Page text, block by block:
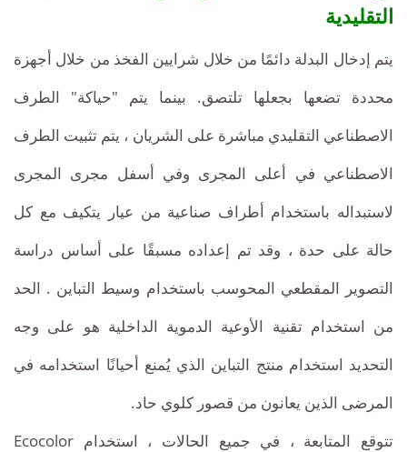
التقليدية
يتم إدخال البدلة دائمًا من خلال شرايين الفخذ من خلال أجهزة
محددة تضعها بجعلها تلتصق. بينما يتم "حياكة" الطرف
الاصطناعي التقليدي مباشرة على الشريان ، يتم تثبيت الطرف
الاصطناعي في أعلى المجرى وفي أسفل مجرى المجرى
لاستبداله باستخدام أطراف صناعية من عيار يتكيف مع كل
حالة على حدة ، وقد تم إعداده مسبقًا على أساس دراسة
التصوير المقطعي المحوسب باستخدام وسيط التباين . الحد
من استخدام تقنية الأوعية الدموية الداخلية هو على وجه
التحديد استخدام منتج التباين الذي يُمنع أحيانًا استخدامه في
المرضى الذين يعانون من قصور كلوي حاد.
تتوقع المتابعة ، في جميع الحالات ، استخدام Ecocolor